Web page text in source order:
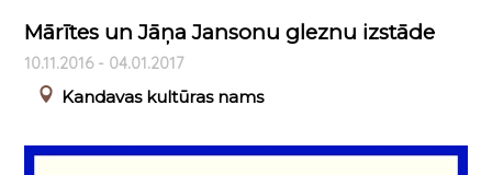
Mārītes un Jāņa Jansonu gleznu izstāde
10.11.2016 - 04.01.2017
Kandavas kultūras nams